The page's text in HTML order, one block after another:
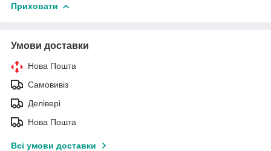
Приховати
Умови доставки
Нова Пошта
Самовивіз
Делівері
Нова Пошта
Всі умови доставки